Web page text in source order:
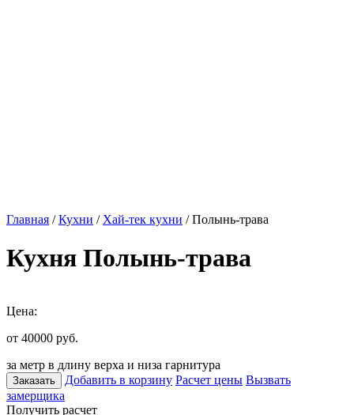
Главная /Кухни / Хай-тек кухни / Полынь-трава
Кухня Полынь-трава
Цена:
от 40000 руб.
за метр в длину верха и низа гарнитура
Заказать Добавить в корзину Расчет цены Вызвать
замерщика
Получить расчет